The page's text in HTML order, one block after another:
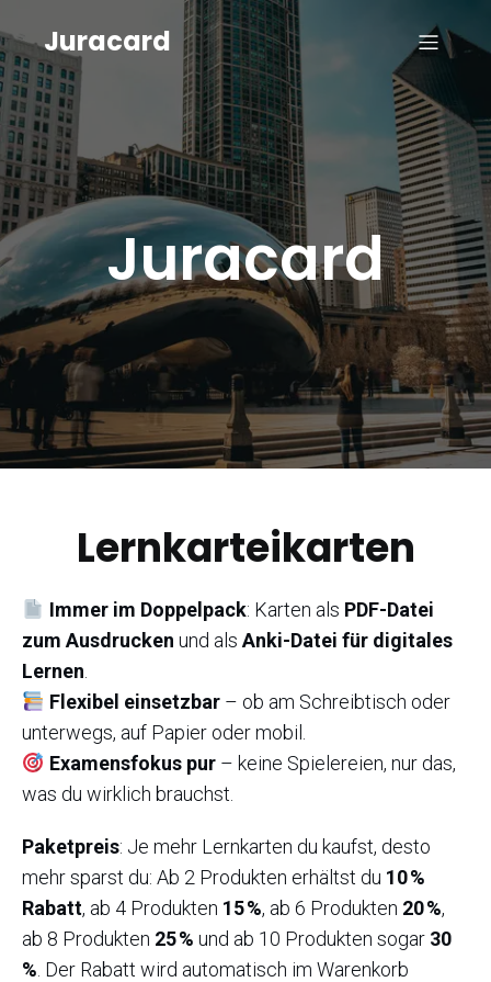
Juracard
Juracard
Lernkarteikarten
Immer im Doppelpack: Karten als PDF-Datei
zum Ausdrucken und als Anki-Datei für digitales
Lernen
Flexibel einsetzbar– ob am Schreibtisch oder
unterwegs, auf Papier oder mobil.
Examensfokus pur– keine Spielereien, nur das,
was du wirklich brauchst.
Paketpreis: Je mehr Lernkarten du kaufst, desto
mehr sparst du: Ab 2 Produkten erhältst du 10 %
Rabatt, ab 4 Produkten 15 %, ab 6 Produkten 20 %,
ab 8 Produkten 25 % und ab 10 Produkten sogar 30
% . Der Rabatt wird automatisch im Warenkorb